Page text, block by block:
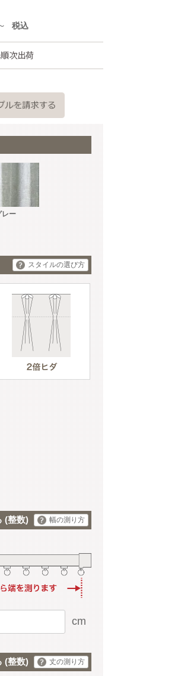
税込
レー
スタイルの選び方
(整数) 幅の測り方
cm
(整数) 丈の測り方